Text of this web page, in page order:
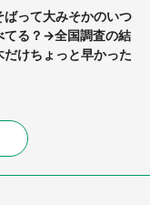
ばって大みそかのいつ
てる？→全国調査の結
だけちょっと早かった